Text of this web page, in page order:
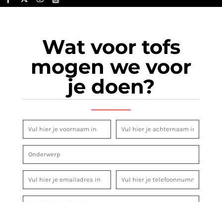
Wat voor tofs
mogen we voor
je doen?